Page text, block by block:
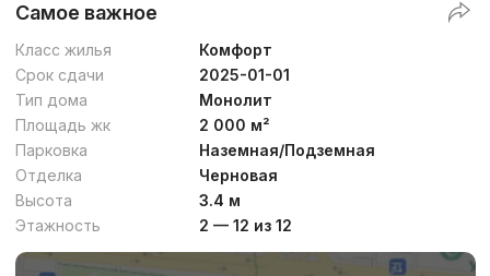
Самое важное
Класс жилья
Комфорт
Срок сдачи
2025-01-01
Тип дома
Монолит
Площадь жк
2 000 м²
Парковка
Наземная/Подземная
Отделка
Черновая
Высота
3.4 м
Этажность
2 — 12 из 12